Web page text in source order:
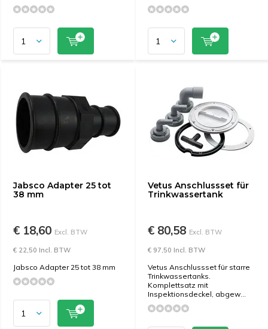
Jabsco Adapter 25 tot
38 mm
€ 18,60 Excl. BTW
€ 22,50 Incl. BTW
Jabsco Adapter 25 tot 38 mm
Vetus Anschlussset für
Trinkwassertank
€ 80,58 Excl. BTW
€ 97,50 Incl. BTW
Vetus Anschlussset für starre
Trinkwassertanks.
Komplettsatz mit
Inspektionsdeckel, abgew...